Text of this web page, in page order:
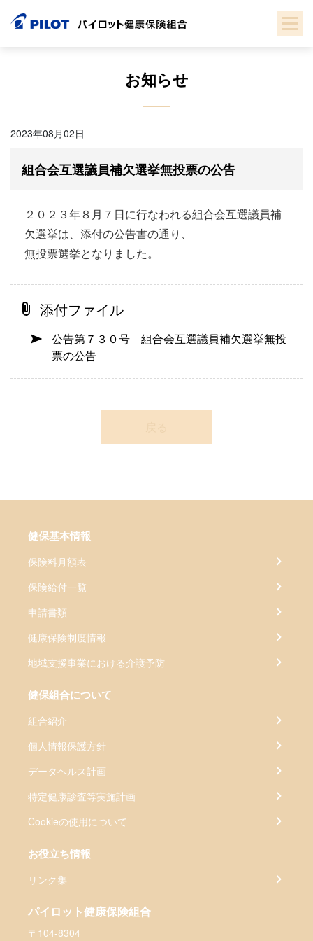
お知らせ
2023年08月02日
組合会互選議員補欠選挙無投票の公告
２０２３年８月７日に行なわれる組合会互選議員補
欠選挙は、添付の公告書の通り、
無投票選挙となりました。
添付ファイル
公告第７３０号 組合会互選議員補欠選挙無投
票の公告
健保基本情報
保険料月額表
保険給付一覧
申請書類
健康保険制度情報
地域支援事業における介護予防
健保組合について
組合紹介
個人情報保護方針
データヘルス計画
特定健康診査等実施計画
Cookieの使用について
お役立ち情報
リンク集
パイロット健康保険組合
〒104-8304